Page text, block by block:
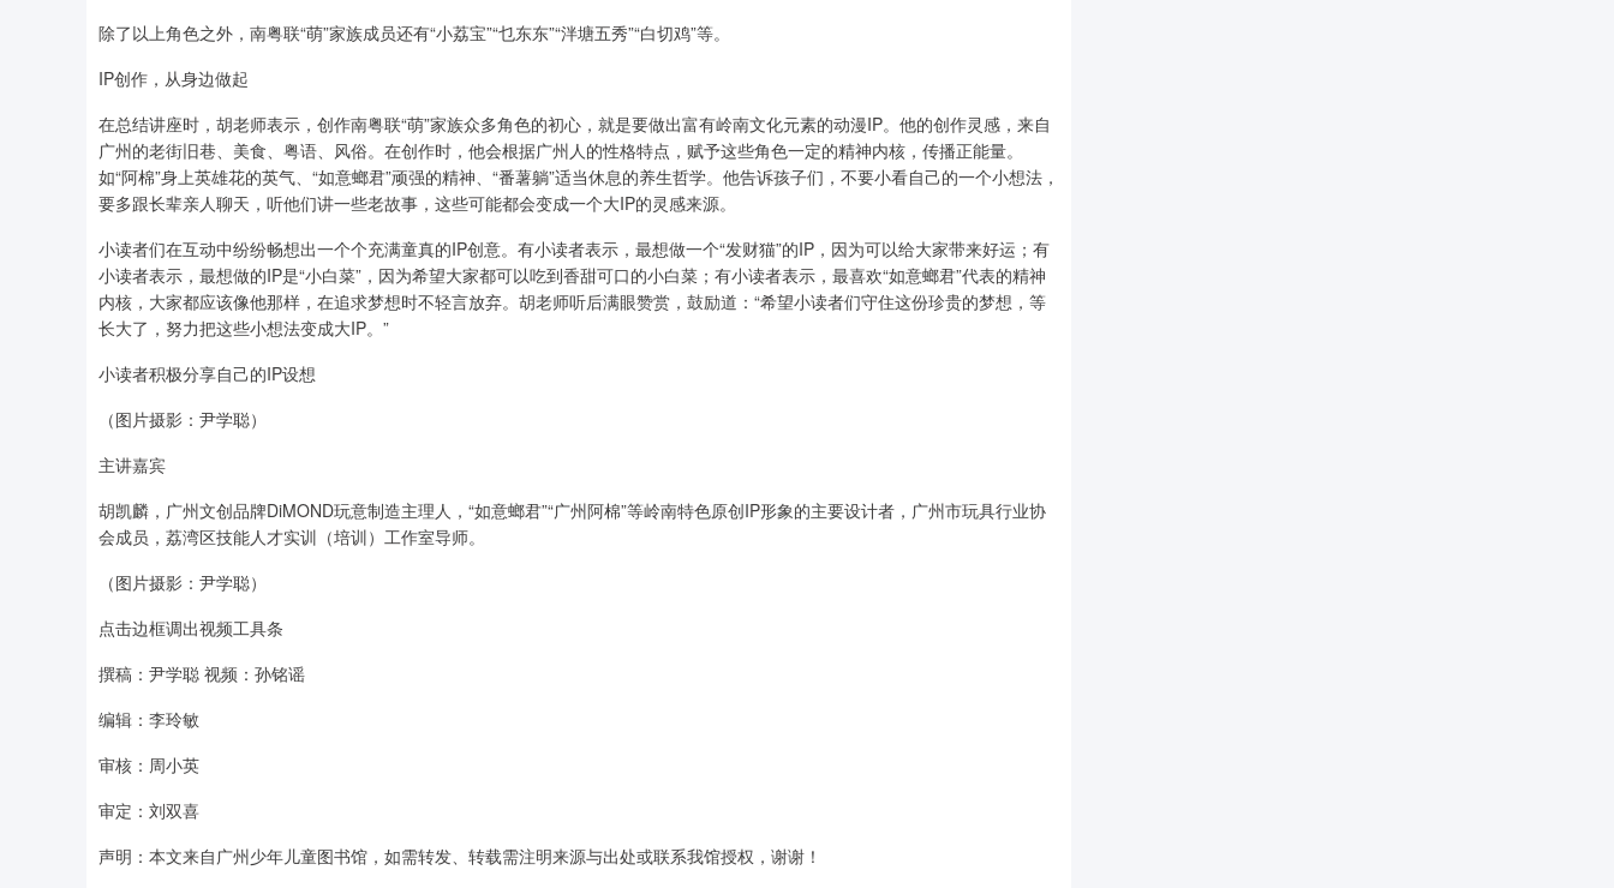
除了以上角色之外，南粤联“萌”家族成员还有“小荔宝”“乜东东”“泮塘五秀”“白切鸡”等。
IP创作，从身边做起
在总结讲座时，胡老师表示，创作南粤联“萌”家族众多角色的初心，就是要做出富有岭南文化元素的动漫IP。他的创作灵感，来自
广州的老街旧巷、美食、粤语、风俗。在创作时，他会根据广州人的性格特点，赋予这些角色一定的精神内核，传播正能量。
如“阿棉”身上英雄花的英气、“如意螂君”顽强的精神、“番薯躺”适当休息的养生哲学。他告诉孩子们，不要小看自己的一个小想法，
要多跟长辈亲人聊天，听他们讲一些老故事，这些可能都会变成一个大IP的灵感来源。
小读者们在互动中纷纷畅想出一个个充满童真的IP创意。有小读者表示，最想做一个“发财猫”的IP，因为可以给大家带来好运；有
小读者表示，最想做的IP是“小白菜”，因为希望大家都可以吃到香甜可口的小白菜；有小读者表示，最喜欢“如意螂君”代表的精神
内核，大家都应该像他那样，在追求梦想时不轻言放弃。胡老师听后满眼赞赏，鼓励道：“希望小读者们守住这份珍贵的梦想，等
长大了，努力把这些小想法变成大IP。”
小读者积极分享自己的IP设想
（图片摄影：尹学聪）
主讲嘉宾
胡凯麟，广州文创品牌DiMOND玩意制造主理人，“如意螂君”“广州阿棉”等岭南特色原创IP形象的主要设计者，广州市玩具行业协
会成员，荔湾区技能人才实训（培训）工作室导师。
（图片摄影：尹学聪）
点击边框调出视频工具条
撰稿：尹学聪 视频：孙铭谣
编辑：李玲敏
审核：周小英
审定：刘双喜
声明：本文来自广州少年儿童图书馆，如需转发、转载需注明来源与出处或联系我馆授权，谢谢！